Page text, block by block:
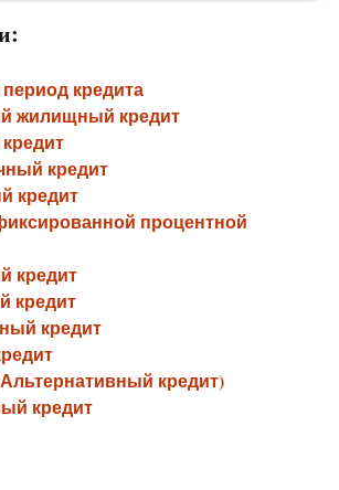
кредита
жилищный кредит
кредит
кредит
процентной
кредит
кредит
кредит
кредит)
кредит